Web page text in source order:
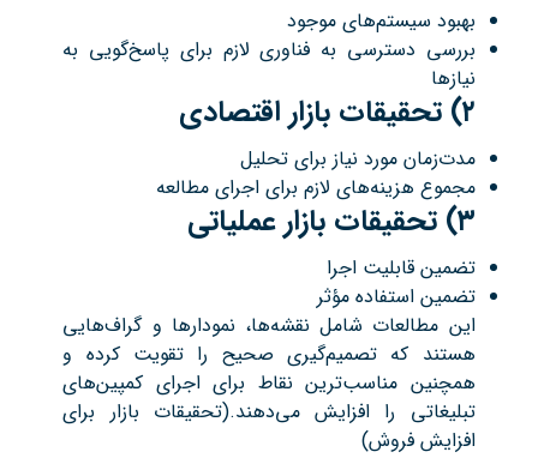
بهبود سیستم‌های موجود
بررسی دسترسی به فناوری لازم برای پاسخ‌گویی به
نیازها
۲) تحقیقات بازار اقتصادی
مدت‌زمان مورد نیاز برای تحلیل
مجموع هزینه‌های لازم برای اجرای مطالعه
۳) تحقیقات بازار عملیاتی
تضمین قابلیت اجرا
تضمین استفاده مؤثر
این مطالعات شامل نقشه‌ها، نمودارها و گراف‌هایی
هستند که تصمیم‌گیری صحیح را تقویت کرده و
همچنین مناسب‌ترین نقاط برای اجرای کمپین‌های
تبلیغاتی را افزایش می‌دهند.(تحقیقات بازار برای
افزایش فروش)